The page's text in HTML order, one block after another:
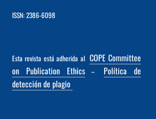
ISSN: 2386-6098
Esta revista está adherida al COPE Committee
on Publication Ethics–
Política de
detección de plagio